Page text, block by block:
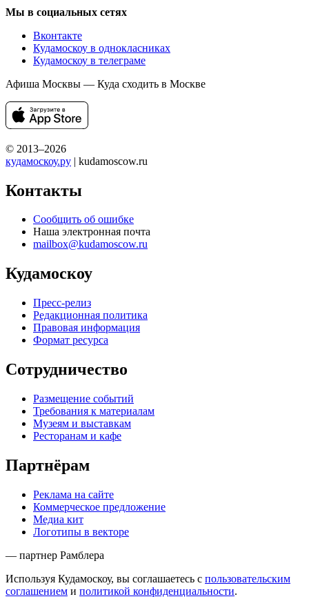
Мы в социальных сетях
Вконтакте
Кудамоскоу в однокласниках
Кудамоскоу в телеграме
Афиша Москвы — Куда сходить в Москве
© 2013–2026
кудамоскоу.ру | kudamoscow.ru
Контакты
Сообщить об ошибке
Наша электронная почта
mailbox@kudamoscow.ru
Кудамоскоу
Пресс-релиз
Редакционная политика
Правовая информация
Формат ресурса
Сотрудничество
Размещение событий
Требования к материалам
Музеям и выставкам
Ресторанам и кафе
Партнёрам
Реклама на сайте
Коммерческое предложение
Медиа кит
Логотипы в векторе
— партнер Рамблера
Используя Кудамоскоу, вы соглашаетесь с пользовательским
соглашением и политикой конфиденциальности.